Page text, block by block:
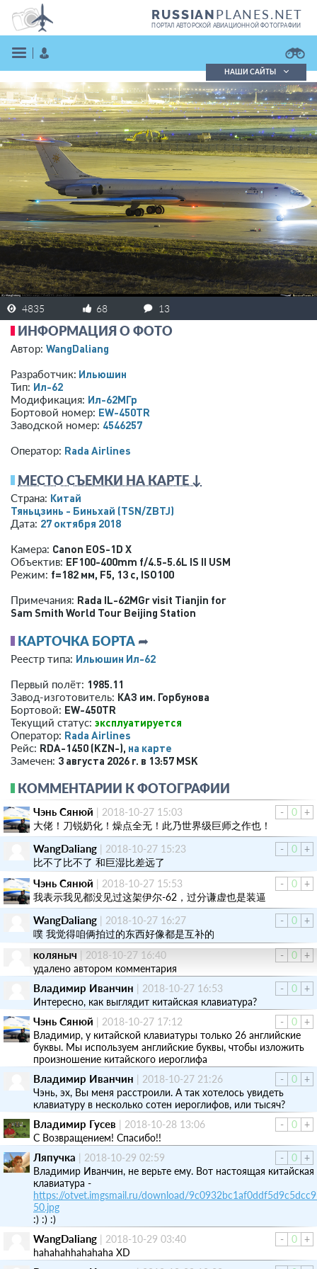
RUSSIANPLANES.NET
ПОРТАЛ АВТОРСКОЙ АВИАЦИОННОЙ ФОТОГРАФИИ
ВОЙТИ
ЗАРЕГИСТРИРОВАТЬСЯ
Поиск фотографий
Поиск в реестре
Кратко
Подробно
НАШИ САЙТЫ
4835 68 13
ИНФОРМАЦИЯ О ФОТО
Автор: WangDaliang
Разработчик: Ильюшин
Тип: Ил-62
Модификация: Ил-62МГр
Бортовой номер: EW-450TR
Заводской номер: 4546257
Оператор: Rada Airlines
МЕСТО СЪЕМКИ НА КАРТЕ ↓
Страна: Китай
Тяньцзинь - Биньхай (TSN/ZBTJ)
Дата: 27 октября 2018
Камера: Canon EOS-1D X
Объектив: EF100-400mm f/4.5-5.6L IS II USM
Режим: f=182 мм, F5, 13 с, ISO100
Примечания: Rada IL-62MGr visit Tianjin for
Sam Smith World Tour Beijing Station
КАРТОЧКА БОРТА ➦
Реестр типа: Ильюшин Ил-62
Первый полёт: 1985.11
Завод-изготовитель: КАЗ им. Горбунова
Бортовой: EW-450TR
Текущий статус: эксплуатируется
Оператор: Rada Airlines
Рейс: RDA-1450 (KZN-), на карте
Замечен: 3 августа 2026 г. в 13:57 MSK
КОММЕНТАРИИ К ФОТОГРАФИИ
- 0 +
Чэнь Сянюй | 2018-10-27 15:03
大佬！刀锐奶化！燥点全无！此乃世界级巨师之作也！
-
0 +
WangDaliang | 2018-10-27 15:23
比不了比不了 和巨湿比差远了
-
0 +
Чэнь Сянюй | 2018-10-27 15:53
我表示我见都没见过这架伊尔-62，过分谦虚也是装逼
-
0 +
WangDaliang | 2018-10-27 16:27
噗 我觉得咱俩拍过的东西好像都是互补的
-
0 +
коляныч
2018-10-27 16:40
удалено автором комментария
-
0 +
Владимир Иванчин | 2018-10-27 16:53
Интересно, как выглядит китайская клавиатура?
-
0 +
Чэнь Сянюй | 2018-10-27 17:12
Владимир, у китайской клавиатуры только 26 английские
буквы. Мы используем английские буквы, чтобы изложить
произношение китайского иероглифа
-
0 +
Владимир Иванчин | 2018-10-27 21:26
Чэнь, эх, Вы меня расстроили. А так хотелось увидеть
клавиатуру в несколько сотен иероглифов, или тысяч?
-
0 +
Владимир Гусев | 2018-10-28 13:06
С Возвращением! Спасибо!!
-
0 +
Ляпучка | 2018-10-29 02:59
Владимир Иванчин, не верьте ему. Вот настоящая китайская
клавиатура -
https://otvet.imgsmail.ru/download/
50.jpg
:) :) :)
-
0 +
WangDaliang | 2018-10-29 03:40
hahahahhahahaha XD